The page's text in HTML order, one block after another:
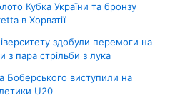
Кубка України та бронзу
в Хорватії
здобули перемоги на
з пара стрільби з лука
Боберського виступили на
U20